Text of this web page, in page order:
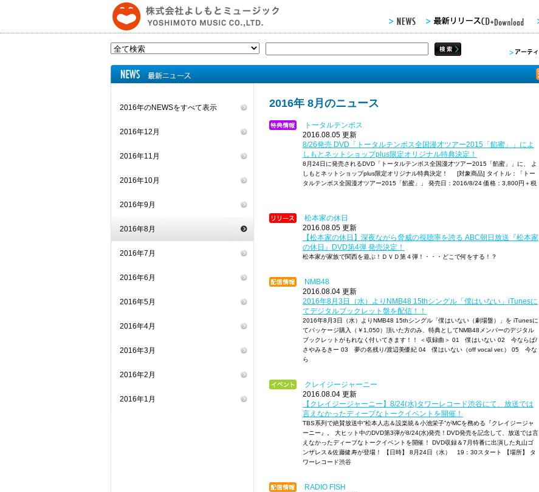
2016年のNEWSをすべて表示
2016年12月
2016年11月
2016年10月
2016年9月
2016年8月
2016年7月
2016年6月
2016年5月
2016年4月
2016年3月
2016年2月
2016年1月
2016年 8月のニュース
トータルテンボス
2016.08.05 更新
8/26発売 DVD「トータルテンボス全国漫才ツアー2015「餡蜜」」によ
しもとネットショップplus限定オリジナル特典決定！
8月24日に発売されるDVD「トータルテンボス全国漫才ツアー2015「餡蜜」」に、 よ
しもとネットショップplus限定オリジナル特典決定！ [対象商品] タイトル：「トー
タルテンボス全国漫才ツアー2015「餡蜜」」 発売日：2016/8/24 価格：3,800円＋税
松本家の休日
2016.08.05 更新
【松本家の休日】深夜ながら脅威の視聴率を誇る ABC朝日放送『松本家
の休日』DVD第4弾 発売決定！
松本家が家族で関西を遊ぶ！ＤＶＤ第４弾！・・・どこで何をする！？
NMB48
2016.08.04 更新
2016年8月3日（水）よりNMB48 15thシングル「僕はいない」iTunesに
てデジタルブックレット盤を配信！！
2016年8月3日（水）よりNMB48 15thシングル「僕はいない（劇場盤）」を iTunesに
てパッケージ購入（￥1,050）頂いた方のみ、特典としてNMB48メンバーのデジタル
ブックレットがもれなく付いてきます！！ ＜収録曲＞ 01 僕はいない 02 今ならば/
さやみるきー 03 夢の名残り/渡辺美優紀 04 僕はいない（off vocal ver.） 05 今な
ら
クレイジージャーニー
2016.08.04 更新
【クレイジージャーニー】8/24(水)タワーレコード渋谷にて、放送では
言えなかったディープなトークイベントを開催！
TBS系列で絶賛放送中“松本人志＆設楽統＆小池栄子”がMCを務める『クレイジージャ
ーニー』。 大ヒット中のDVD第3弾が8/24(水)発売！DVD発売を記念して、放送では言
えなかったディープなトークイベントを開催！ DVD収録＆7月特番に出演した丸山ゴ
ンザレス＆佐藤健寿が登場！ 【日時】 8月24日（水） 19：30スタート 【場所】 タ
ワーレコード渋谷
RADIO FISH